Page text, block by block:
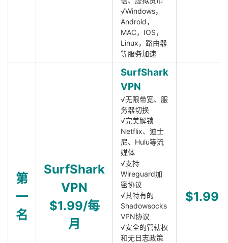
√Windows，
Android，
MAC，IOS，
Linux，路由器
等服务加速
第
一
名
SurfShark
VPN
$1.99/每
月
SurfShark
VPN
√无限带宽、服
务器切换
√完美解锁
Netflix、迪士
尼、Hulu等流
媒体
√支持
Wireguard加
密协议
√其特有的
Shadowsocks
VPN协议
√安全的管辖权
和无日志政策
$1.99